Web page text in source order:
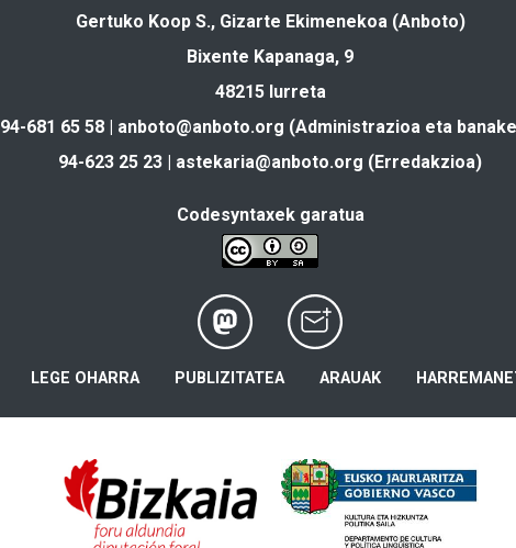
Gertuko Koop S., Gizarte Ekimenekoa (Anboto)
Bixente Kapanaga, 9
48215 Iurreta
94-681 65 58 | anboto@anboto.org (Administrazioa eta
94-623 25 23 | astekaria@anboto.org (Erredakzioa)
Codesyntaxek garatua
LEGE OHARRA PUBLIZITATEA ARAUAK